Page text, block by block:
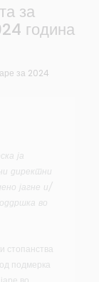
за
година
ја
директни
јагне и/
во
стопанства
подмерка